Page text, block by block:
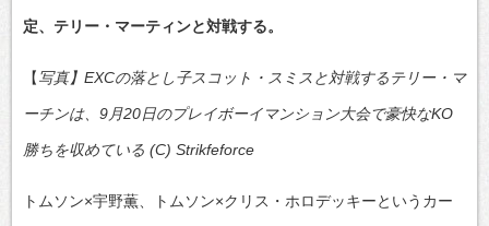
定、テリー・マーティンと対戦する。
【写真】EXCの落とし子スコット・スミスと対戦するテリー・マ
ーチンは、9月20日のプレイボーイマンション大会で豪快なKO
勝ちを収めている (C) Strikfeforce
トムソン×宇野薫、トムソン×クリス・ホロデッキーというカー